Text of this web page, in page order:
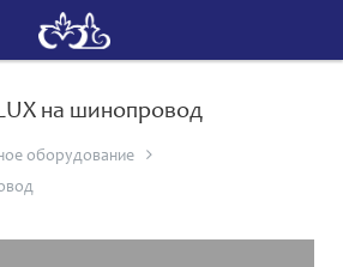
на шинопровод
оборудование